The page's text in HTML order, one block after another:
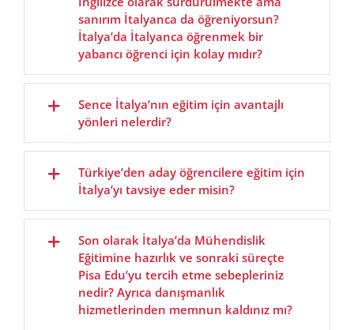
sanırım İtalyanca da öğreniyorsun?
İtalya’da İtalyanca öğrenmek bir
yabancı öğrenci için kolay mıdır?
Sence İtalya’nın eğitim için avantajlı
yönleri nelerdir?
Türkiye’den aday öğrencilere eğitim için
İtalya’yı tavsiye eder misin?
Son olarak İtalya’da Mühendislik
Eğitimine hazırlık ve sonraki süreçte
Pisa Edu’yu tercih etme sebepleriniz
nedir? Ayrıca danışmanlık
hizmetlerinden memnun kaldınız mı?